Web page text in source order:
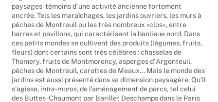
l'agriculture, largement rapiécé, offre en mille endroits les
paysages-témoins d'une activité ancienne fortement
ancrée. Tels les maraîchages, les jardins ouvriers, les murs à
pêches de Montreuil ou les très nombreux «clos», entre
barres et pavillons, qui caractérisent la banlieue nord. Dans
ces petits mondes se cultivent des produits (légumes, fruits,
fleurs) dont certains sont très célèbres : chasselas de
Thomery, fruits de Montmorency, asperges d'Argenteuil,
pêches de Montreuil, carottes de Meaux... Mais le monde des
jardins est aussi présenté dans sa dimension paysagère. Qu'il
s'agisse,intra-muros, de l'aménagement de parcs, tel celui